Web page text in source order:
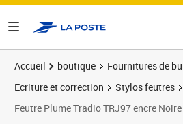
Accueil boutique
Fournitures de
Ecriture et correction
Stylos feutres
Feutre Plume Tradio TRJ97 encre